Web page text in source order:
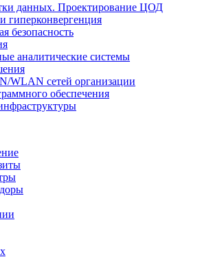
данных. Проектирование ЦОД
гиперконвергенция
безопасность
аналитические системы
WLAN сетей организации
обеспечения